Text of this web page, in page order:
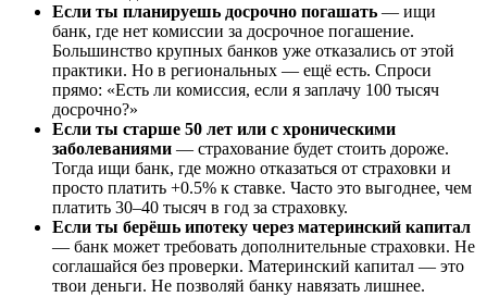
Если ты планируешь досрочно погашать — ищи
банк, где нет комиссии за досрочное погашение.
Большинство крупных банков уже отказались от этой
практики. Но в региональных — ещё есть. Спроси
прямо: «Есть ли комиссия, если я заплачу 100 тысяч
досрочно?»
Если ты старше 50 лет или с хроническими
заболеваниями — страхование будет стоить дороже.
Тогда ищи банк, где можно отказаться от страховки и
просто платить +0.5% к ставке. Часто это выгоднее, чем
платить 30–40 тысяч в год за страховку.
Если ты берёшь ипотеку через материнский капитал
— банк может требовать дополнительные страховки. Не
соглашайся без проверки. Материнский капитал — это
твои деньги. Не позволяй банку навязать лишнее.